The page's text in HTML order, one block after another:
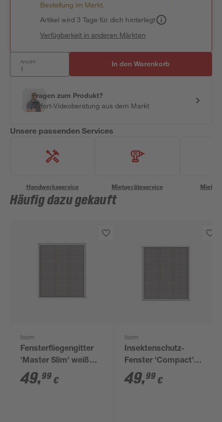
Bestellung im Markt.
Artikel wird 3 Tage für dich hinterlegt
Verfügbarkeit in anderen Märkten
Anzahl: In den Warenkorb
Fragen zum Produkt?
Sofort-Videoberatung aus dem Markt
Unsere passenden Services
Handwerksservice Mietgeräteservice
Häufig dazu gekauft
toom
Fensterfliegengitter
'Master Slim' weiß
100 x 120 cm
49,99 €
toom
Insektenschutz-
Fenster 'Compact'
flächenbündig, 130 x
150 cm, weiß
49,99 €